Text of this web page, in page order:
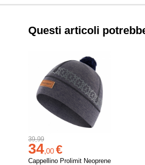
Questi articoli
39,99
34,00 €
Cappellino Prolimit Neoprene